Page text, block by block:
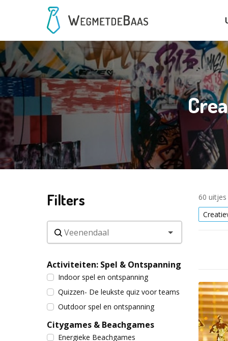
Filters
Activiteiten: Spel & Ontspanning
Indoor spel en ontspanning
Quizzen- De leukste quiz voor teams
Outdoor spel en ontspanning
Citygames & Beachgames
Energieke Beachgames
60